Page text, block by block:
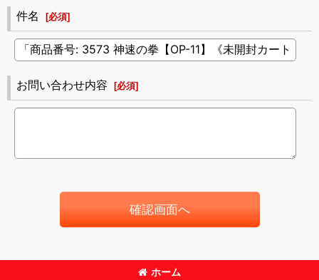
件名 [必須]
お問い合わせ内容 [必須]
確認画面へ
ホーム